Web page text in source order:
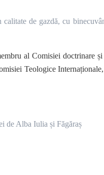
de gazdă, cu
al Comisiei doctrinare și
Teologice
și Făgăraș